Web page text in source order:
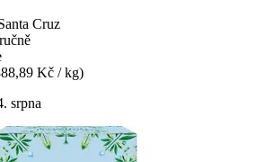
Cruz
Kč / kg)
srpna